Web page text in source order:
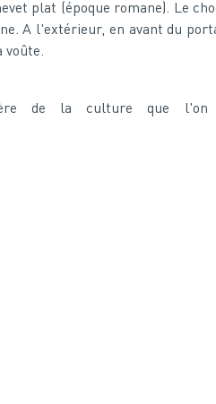
plat (époque romane). Le
A l'extérieur, en avant du
voûte.
de la culture que